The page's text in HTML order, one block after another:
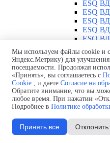
ESQ
ESQ
ESQ
ESQ
ESQ
ESQ
ESQ
ESQ
ESQ
ESQ
ESQ
ESQ
ESQ
ESQ
ESQ
Мы используем файлы cookie и
Яндекс.Метрику) для улучшения
посещаемости. Продолжая
«Принять», вы соглашаетесь с
Cookie , и даете Согласие на
Обратите внимание, что вы
любое время. При нажатии
Подробнее в Политике
Принять все Отклонить